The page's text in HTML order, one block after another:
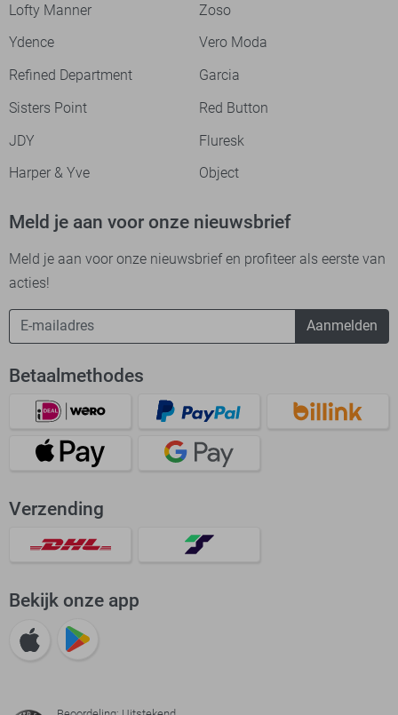
Lofty Manner
Zoso
Ydence
Vero Moda
Refined Department
Garcia
Sisters Point
Red Button
JDY
Fluresk
Harper & Yve
Object
Meld je aan voor onze nieuwsbrief
Meld je aan voor onze nieuwsbrief en profiteer als eerste van
acties!
Aanmelden
Betaalmethodes
Verzending
Bekijk onze app